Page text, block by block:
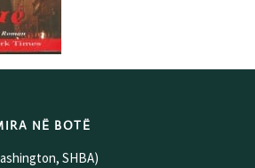
NË BOTË
SHBA)